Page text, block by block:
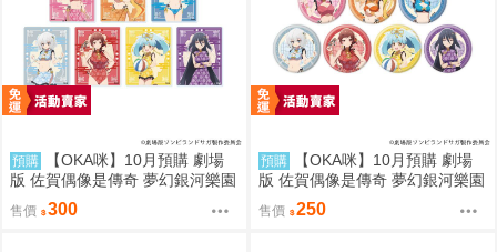
預購
【OKA咪】10月預購 劇場
版 佐賀偶像是傳奇 夢幻銀河樂園
｜壓克力卡片 02/盲抽(7種) 旗袍
泳裝ver. 隨機一款
售價 300
預購
【OKA咪】10月預購 劇場
版 佐賀偶像是傳奇 夢幻銀河樂園
｜徽章 03/盲抽(7種) 旗袍泳裝ve
r. 隨機一款
售價 250